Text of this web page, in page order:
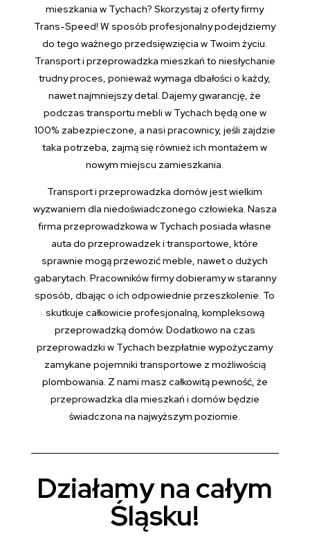
mieszkania w Tychach? Skorzystaj z oferty firmy
Trans-Speed! W sposób profesjonalny podejdziemy
do tego ważnego przedsięwzięcia w Twoim życiu.
Transport i przeprowadzka mieszkań to niesłychanie
trudny proces, ponieważ wymaga dbałości o każdy,
nawet najmniejszy detal. Dajemy gwarancję, że
podczas transportu mebli w Tychach będą one w
100% zabezpieczone, a nasi pracownicy, jeśli zajdzie
taka potrzeba, zajmą się również ich montażem w
nowym miejscu zamieszkania.
Transport i przeprowadzka domów jest wielkim
wyzwaniem dla niedoświadczonego człowieka. Nasza
firma przeprowadzkowa w Tychach posiada własne
auta do przeprowadzek i transportowe, które
sprawnie mogą przewozić meble, nawet o dużych
gabarytach. Pracowników firmy dobieramy w staranny
sposób, dbając o ich odpowiednie przeszkolenie. To
skutkuje całkowicie profesjonalną, kompleksową
przeprowadzką domów. Dodatkowo na czas
przeprowadzki w Tychach bezpłatnie wypożyczamy
zamykane pojemniki transportowe z możliwością
plombowania. Z nami masz całkowitą pewność, że
przeprowadzka dla mieszkań i domów będzie
świadczona na najwyższym poziomie.
Działamy na całym
Śląsku!